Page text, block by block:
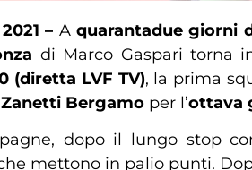
– A quarantadue giorni
di Marco Gaspari torna
(diretta LVF TV), la prima
Zanetti Bergamo per l’ottava
dopo il lungo stop
mettono in palio punti.